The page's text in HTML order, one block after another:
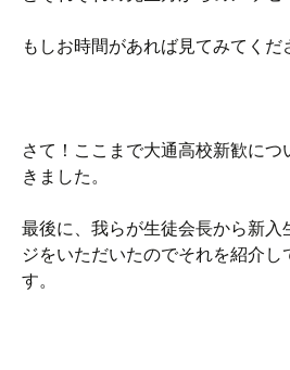
もしお時間があれば見てみてくだ
さて！ここまで大通高校新歓に
きました。
最後に、我らが生徒会長から新入
ジをいただいたのでそれを紹介し
す。